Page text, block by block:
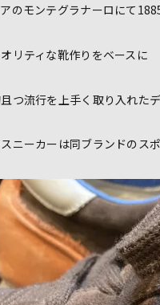
のモンテグラナーロにて
リティな靴作りをベースに
つ流行を上手く取り入れた
ニーカーは同ブランドのス